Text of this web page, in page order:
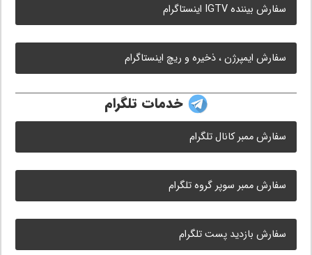
سفارش بیننده IGTV اینستاگرام
سفارش ایمپرژن ، ذخیره و ریچ اینستاگرام
خدمات تلگرام
سفارش ممبر کانال تلگرام
سفارش ممبر سوپر گروه تلگرام
سفارش بازدید پست تلگرام